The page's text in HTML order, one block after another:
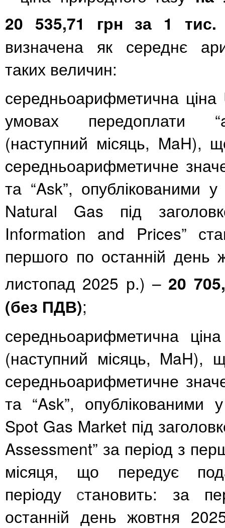
20 535,71 грн за 1
визначена як середнє
таких величин:
середньоарифметична
умовах передоплати
(наступний місяць, MaH),
cередньоарифметичне
та “Ask”, опублікованими
Natural Gas під
Information and Prices”
першого по останній день
листопад 2025 р.) – 20
(без ПДВ);
середньоарифметична
(наступний місяць, MaH),
середньоарифметичне
та “Ask”, опублікованими
Spot Gas Market під
Assessment” за період з
місяця, що передує
періоду становить: за
останній день жовтня